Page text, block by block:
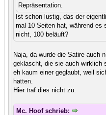
Repräsentation.
Ist schon lustig, das der
mal 10 Seiten hat, während
nicht, 100 beläuft?
Naja, da wurde die Satire auch
geklascht, die sie auch wirklich
eh kaum einer geglaubt, weil
hatten.
Hier traf dies nicht zu.
Mc. Hoof schrieb: